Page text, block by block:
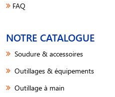
FAQ
NOTRE CATALOGUE
Soudure & accessoires
Outillages & équipements
Outillage à main